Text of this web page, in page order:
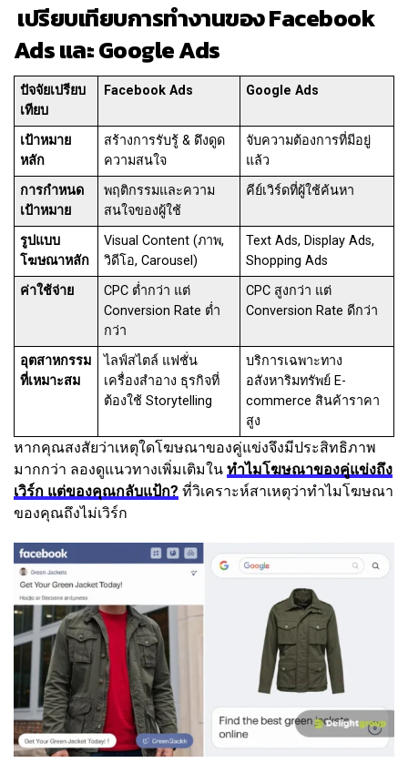
เปรียบเทียบการทำงานของ Facebook
Ads และ Google Ads
ปัจจัยเปรียบ
เทียบ
Facebook Ads Google Ads
เป้าหมาย
หลัก
สร้างการรับรู้ & ดึงดูด
ความสนใจ
จับความต้องการที่มีอยู่
แล้ว
การกำหนด
เป้าหมาย
พฤติกรรมและความ
สนใจของผู้ใช้
คีย์เวิร์ดที่ผู้ใช้ค้นหา
รูปแบบ
โฆษณาหลัก
Visual Content (ภาพ,
วิดีโอ, Carousel)
Text Ads, Display Ads,
Shopping Ads
ค่าใช้จ่าย
CPC ต่ำกว่า แต่
Conversion Rate ต่ำ
กว่า
CPC สูงกว่า แต่
Conversion Rate ดีกว่า
อุตสาหกรรม
ที่เหมาะสม
ไลฟ์สไตล์ แฟชั่น
เครื่องสำอาง ธุรกิจที่
ต้องใช้ Storytelling
บริการเฉพาะทาง
อสังหาริมทรัพย์ E-
commerce สินค้าราคา
สูง
หากคุณสงสัยว่าเหตุใดโฆษณาของคู่แข่งจึงมีประสิทธิภาพ
มากกว่า ลองดูแนวทางเพิ่มเติมใน ทำไมโฆษณาของคู่แข่งถึง
เวิร์ก แต่ของคุณกลับแป้ก? ที่วิเคราะห์สาเหตุว่าทำไมโฆษณา
ของคุณถึงไม่เวิร์ก